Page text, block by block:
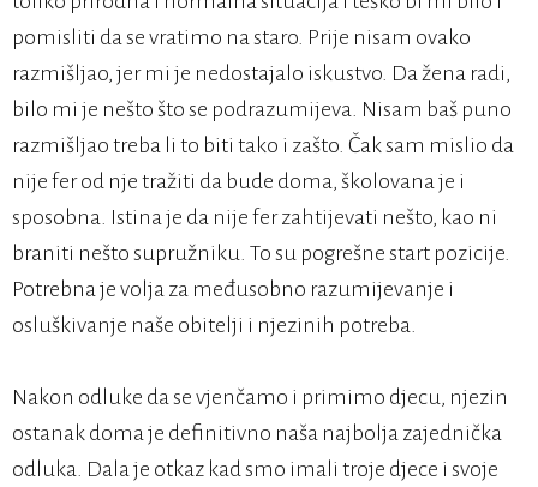
pomisliti da se vratimo na staro. Prije nisam ovako
razmišljao, jer mi je nedostajalo iskustvo. Da žena radi,
bilo mi je nešto što se podrazumijeva. Nisam baš puno
razmišljao treba li to biti tako i zašto. Čak sam mislio da
nije fer od nje tražiti da bude doma, školovana je i
sposobna. Istina je da nije fer zahtijevati nešto, kao ni
braniti nešto supružniku. To su pogrešne start pozicije.
Potrebna je volja za međusobno razumijevanje i
osluškivanje naše obitelji i njezinih potreba.
Nakon odluke da se vjenčamo i primimo djecu, njezin
ostanak doma je definitivno naša najbolja zajednička
odluka. Dala je otkaz kad smo imali troje djece i svoje